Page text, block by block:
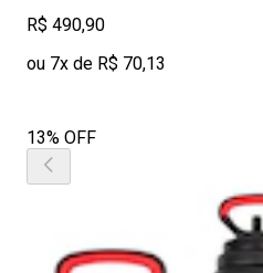
R$ 490,90
ou 7x de R$ 70,13
13% OFF